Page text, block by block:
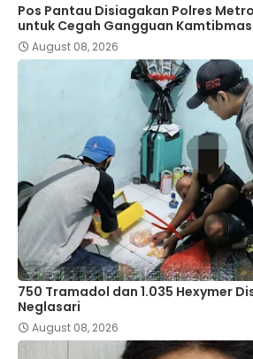
Pos Pantau Disiagakan Polres
untuk Cegah Gangguan Kamtibmas
August 08, 2026
750 Tramadol dan 1.035 Hexymer
Neglasari
August 08, 2026